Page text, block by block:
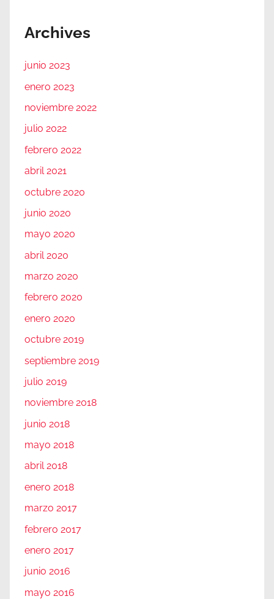
Archives
junio 2023
enero 2023
noviembre 2022
julio 2022
febrero 2022
abril 2021
octubre 2020
junio 2020
mayo 2020
abril 2020
marzo 2020
febrero 2020
enero 2020
octubre 2019
septiembre 2019
julio 2019
noviembre 2018
junio 2018
mayo 2018
abril 2018
enero 2018
marzo 2017
febrero 2017
enero 2017
junio 2016
mayo 2016